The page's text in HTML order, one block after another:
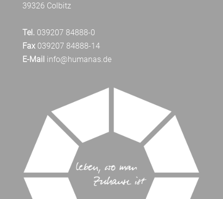
39326 Colbitz
Tel. 039207 84888-0
Fax039207 84888-14
E-Mail info@humanas.de